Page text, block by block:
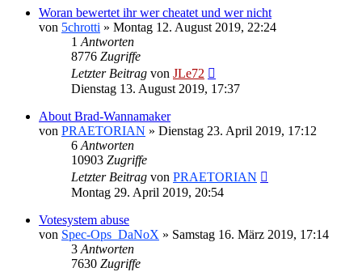
Woran bewertet ihr wer cheatet und wer nicht
von 5chrotti » Montag 12. August 2019, 22:24
1 Antworten
8776 Zugriffe
Letzter Beitrag von JLe72
Dienstag 13. August 2019, 17:37
About Brad-Wannamaker
von PRAETORIAN » Dienstag 23. April 2019, 17:12
6 Antworten
10903 Zugriffe
Letzter Beitrag von PRAETORIAN
Montag 29. April 2019, 20:54
Votesystem abuse
von Spec-Ops_DaNoX » Samstag 16. März 2019, 17:14
3 Antworten
7630 Zugriffe